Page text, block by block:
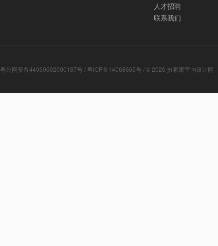
人才招聘
联系我们
粤公网安备44060602000187号 / 粤ICP备14068665号 / © 2026 扮家家室内设计网